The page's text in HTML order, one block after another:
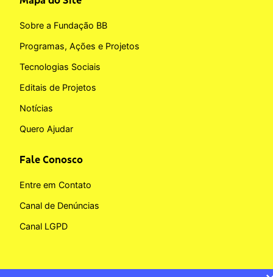
Sobre a Fundação BB
Programas, Ações e Projetos
Tecnologias Sociais
Editais de Projetos
Notícias
Quero Ajudar
Fale Conosco
Entre em Contato
Canal de Denúncias
Canal LGPD